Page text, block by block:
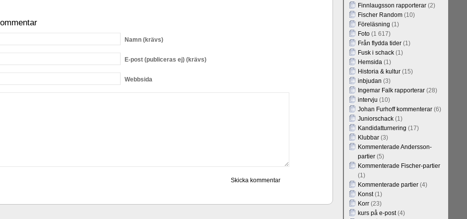
Namn(krävs)
E-post(publiceras ej) (krävs)
Webbsida
Finnlaugsson rapporterar(2)
Fischer Random(10)
Föreläsning (1)
Foto(1 617)
Från flydda tider(1)
Fusk i schack(1)
Hemsida(1)
Historia & kultur(15)
inbjudan (3)
Ingemar Falk rapporterar(28)
intervju (10)
Johan Furhoff kommenterar(6)
Juniorschack(1)
Kandidatturnering (17)
Klubbar(3)
Kommenterade Andersson-
partier(5)
Kommenterade Fischer-partier
(1)
Kommenterade partier(4)
Konst(1)
Korr(23)
kurs på e-post(4)